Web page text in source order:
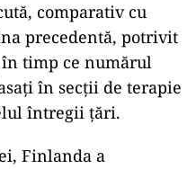
comparativ cu
precedentă, potrivit
timp ce numărul
în secţii de terapie
întregii ţări.
Finlanda a